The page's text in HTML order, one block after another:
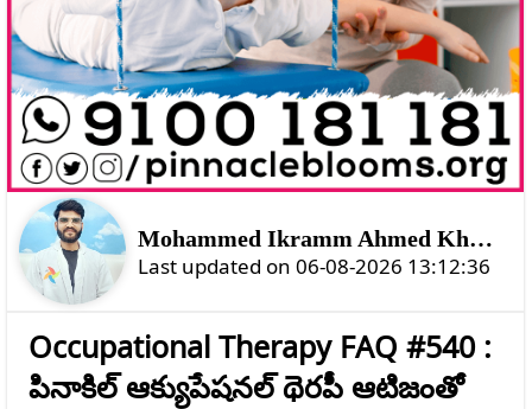
Mohammed Ikramm Ahmed Khan Shahtozoi
Last updated on 06-08-2026 13:12:36
Occupational Therapy FAQ #540 :
పినాకిల్ ఆక్యుపేషనల్ థెరపీ ఆటిజంతో